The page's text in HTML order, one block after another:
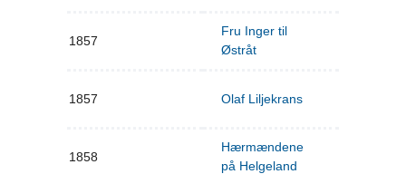
1857
Fru Inger til
Østråt
1857 Olaf Liljekrans
1858
Hærmændene
på Helgeland